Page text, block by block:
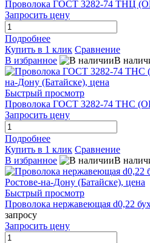
Проволока ГОСТ 3282-74 ТНЦ
Запросить цену
Подробнее
Купить в 1 клик Сравнение
В избранное
В
Быстрый просмотр
Проволока ГОСТ 3282-74 ТНС
Запросить цену
Подробнее
Купить в 1 клик Сравнение
В избранное
В
Быстрый просмотр
Проволока нержавеющая d0,22
запросу
Запросить цену